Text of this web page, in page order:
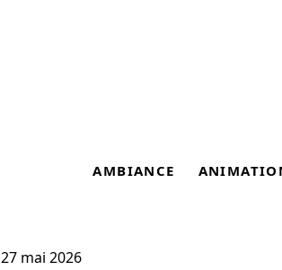
AMBIANCE
27 mai 2026